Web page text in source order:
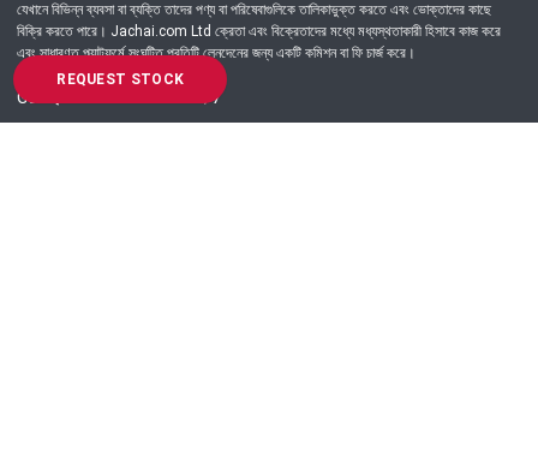
REQUEST STOCK
যেখানে বিভিন্ন ব্যবসা বা ব্যক্তি তাদের পণ্য বা পরিষেবাগুলিকে তালিকাভুক্ত করতে এবং ভোক্তাদের কাছে
বিক্রি করতে পারে। Jachai.com Ltd ক্রেতা এবং বিক্রেতাদের মধ্যে মধ্যস্থতাকারী হিসাবে কাজ করে
এবং সাধারণত প্ল্যাটফর্মে সংঘটিত প্রতিটি লেনদেনের জন্য একটি কমিশন বা ফি চার্জ করে।
Got Question? Call us 24/7